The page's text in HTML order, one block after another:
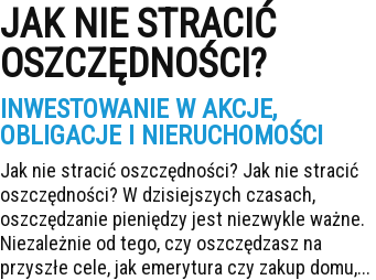
JAK NIE STRACIĆ
OSZCZĘDNOŚCI?
INWESTOWANIE W AKCJE,
OBLIGACJE I NIERUCHOMOŚCI
Jak nie stracić oszczędności? Jak nie stracić
oszczędności? W dzisiejszych czasach,
oszczędzanie pieniędzy jest niezwykle ważne.
Niezależnie od tego, czy oszczędzasz na
przyszłe cele, jak emerytura czy zakup domu,...